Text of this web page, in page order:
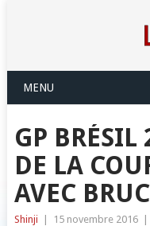
MENU
GP BRÉSIL
DE LA
AVEC
Shinji 15 novembre 2016